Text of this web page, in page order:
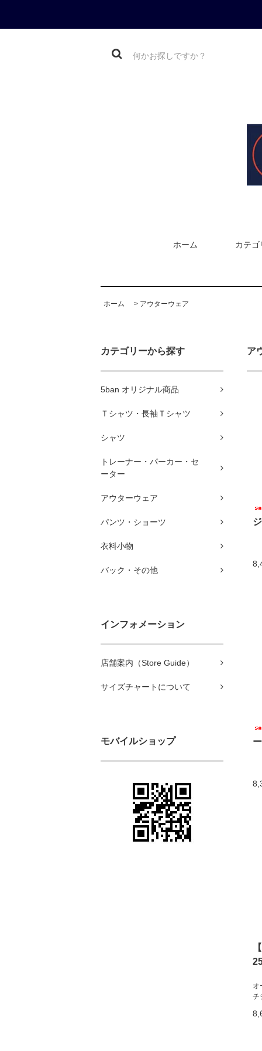
ホーム カテゴ
ホーム > アウターウェア
カテゴリーから探す
5ban オリジナル商品
Ｔシャツ・長袖Ｔシャツ
シャツ
トレーナー・パーカー・セ
ーター
アウターウェア
パンツ・ショーツ
衣料小物
バック・その他
インフォメーション
店舗案内（Store Guide）
サイズチャートについて
モバイルショップ
ア
オ
チ